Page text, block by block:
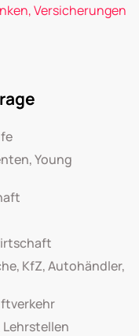
Versicherungen
Young
KfZ, Autohändler,